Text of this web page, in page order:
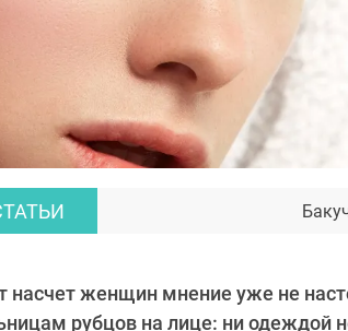
женщин мнение уже не
рубцов на лице: ни одеждой